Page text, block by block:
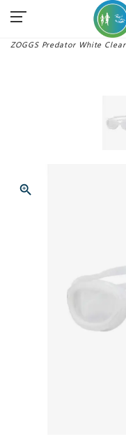
Lunettes Swimrun
ZOGGS Predator White
zoom_in